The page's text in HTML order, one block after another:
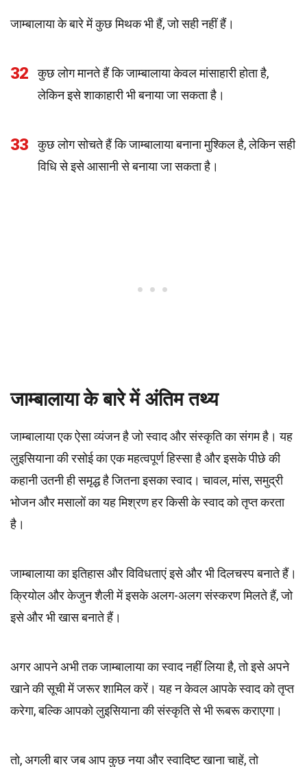
जाम्बालाया के बारे में कुछ मिथक भी हैं, जो सही नहीं हैं।
32
कुछ लोग मानते हैं कि जाम्बालाया केवल मांसाहारी होता है,
लेकिन इसे शाकाहारी भी बनाया जा सकता है।
33
कुछ लोग सोचते हैं कि जाम्बालाया बनाना मुश्किल है, लेकिन सही
विधि से इसे आसानी से बनाया जा सकता है।
जाम्बालाया के बारे में अंतिम तथ्य
जाम्बालाया एक ऐसा व्यंजन है जो स्वाद और संस्कृति का संगम है। यह
लुइसियाना की रसोई का एक महत्वपूर्ण हिस्सा है और इसके पीछे की
कहानी उतनी ही समृद्ध है जितना इसका स्वाद। चावल, मांस, समुद्री
भोजन और मसालों का यह मिश्रण हर किसी के स्वाद को तृप्त करता
है।
जाम्बालाया का इतिहास और विविधताएं इसे और भी दिलचस्प बनाते हैं।
क्रियोल और केजुन शैली में इसके अलग-अलग संस्करण मिलते हैं, जो
इसे और भी खास बनाते हैं।
अगर आपने अभी तक जाम्बालाया का स्वाद नहीं लिया है, तो इसे अपने
खाने की सूची में जरूर शामिल करें। यह न केवल आपके स्वाद को तृप्त
करेगा, बल्कि आपको लुइसियाना की संस्कृति से भी रूबरू कराएगा।
तो, अगली बार जब आप कुछ नया और स्वादिष्ट खाना चाहें, तो